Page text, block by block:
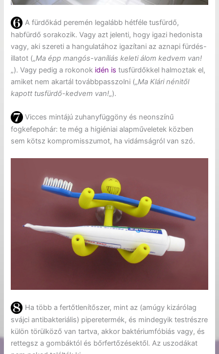
A fürdőkád peremén legalább hétféle tusfürdő,
habfürdő sorakozik. Vagy azt jelenti, hogy igazi hedonista
vagy, aki szereti a hangulatához igazítani az aznapi fürdés-
illatot („Ma épp mangós-vaníliás keleti álom kedvem van!
„). Vagy pedig a rokonok idén is tusfürdőkkel halmoztak el,
amiket nem akartál továbbpasszolni („Ma Klári nénitől
kapott tusfürdő-kedvem van!„).
Vicces mintájú zuhanyfüggöny és neonszínű
fogkefepohár: te még a higiéniai alapműveletek közben
sem kötsz kompromisszumot, ha vidámságról van szó.
Ha több a fertőtlenítőszer, mint az (amúgy kizárólag
svájci antibakteriális) piperetermék, és mindegyik testrészre
külön törülköző van tartva, akkor baktériumfóbiás vagy, és
rettegsz a gombáktól és bőrfertőzésektől. Az uszodákat